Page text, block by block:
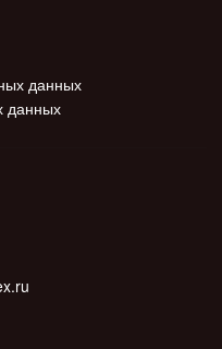
данных
данных